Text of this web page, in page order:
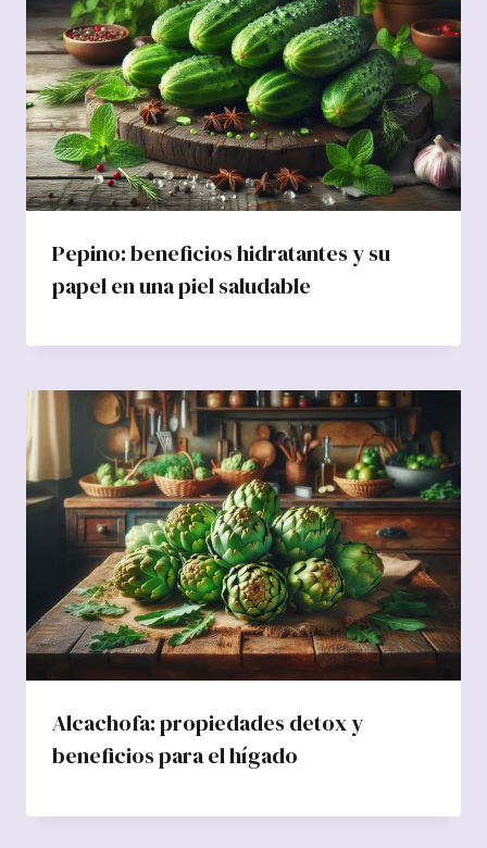
Pepino: beneficios hidratantes y su
papel en una piel saludable
Alcachofa: propiedades detox y
beneficios para el hígado